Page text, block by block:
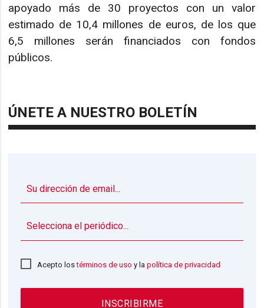
apoyado más de 30 proyectos con un valor
estimado de 10,4 millones de euros, de los que
6,5 millones serán financiados con fondos
públicos.
ÚNETE A NUESTRO BOLETÍN
Acepto lostérminos de uso y lapolítica de privacidad
INSCRIBIRME